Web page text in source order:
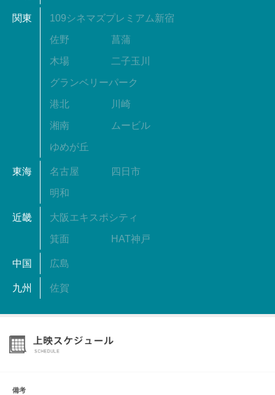
関東 109シネマズプレミアム新宿
佐野 菖蒲
木場 二子玉川
グランベリーパーク
港北 川崎
湘南 ムービル
ゆめが丘
東海 名古屋 四日市
明和
近畿 大阪エキスポシティ
箕面 HAT神戸
中国 広島
九州 佐賀
備考